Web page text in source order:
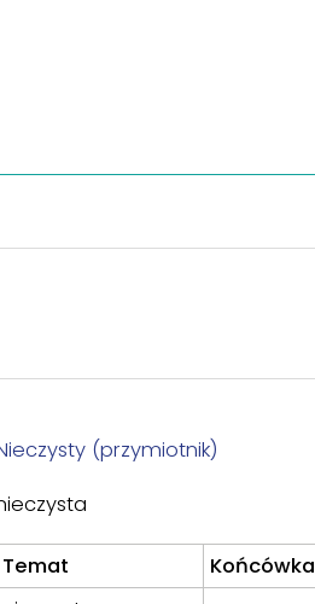
(przymiotnik)
Temat Końcówka